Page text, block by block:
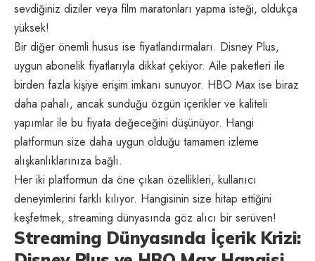
sevdiğiniz diziler veya film maratonları yapma isteği, oldukça
yüksek!
Bir diğer önemli husus ise fiyatlandırmaları. Disney Plus,
uygun abonelik fiyatlarıyla dikkat çekiyor. Aile paketleri ile
birden fazla kişiye erişim imkanı sunuyor. HBO Max ise biraz
daha pahalı, ancak sunduğu özgün içerikler ve kaliteli
yapımlar ile bu fiyata değeceğini düşünüyor. Hangi
platformun size daha uygun olduğu tamamen izleme
alışkanlıklarınıza bağlı.
Her iki platformun da öne çıkan özellikleri, kullanıcı
deneyimlerini farklı kılıyor. Hangisinin size hitap ettiğini
keşfetmek, streaming dünyasında göz alıcı bir serüven!
Streaming Dünyasında İçerik Krizi: